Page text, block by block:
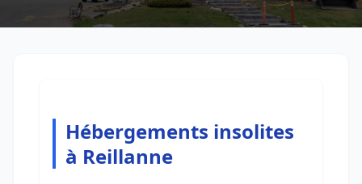
Hébergements insolites
à Reillanne